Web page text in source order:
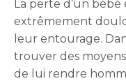
La perte d’un
extrêmement
leur entourage.
trouver des
de lui rendre